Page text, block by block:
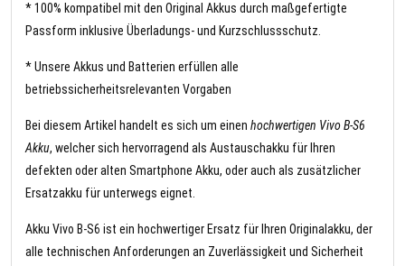
* 100% kompatibel mit den Original Akkus durch maßgefertigte
Passform inklusive Überladungs- und Kurzschlussschutz.
* Unsere Akkus und Batterien erfüllen alle
betriebssicherheitsrelevanten Vorgaben
Bei diesem Artikel handelt es sich um einen hochwertigen Vivo B-S6
Akku, welcher sich hervorragend als Austauschakku für Ihren
defekten oder alten Smartphone Akku, oder auch als zusätzlicher
Ersatzakku für unterwegs eignet.
Akku Vivo B-S6 ist ein hochwertiger Ersatz für Ihren Originalakku, der
alle technischen Anforderungen an Zuverlässigkeit und Sicherheit